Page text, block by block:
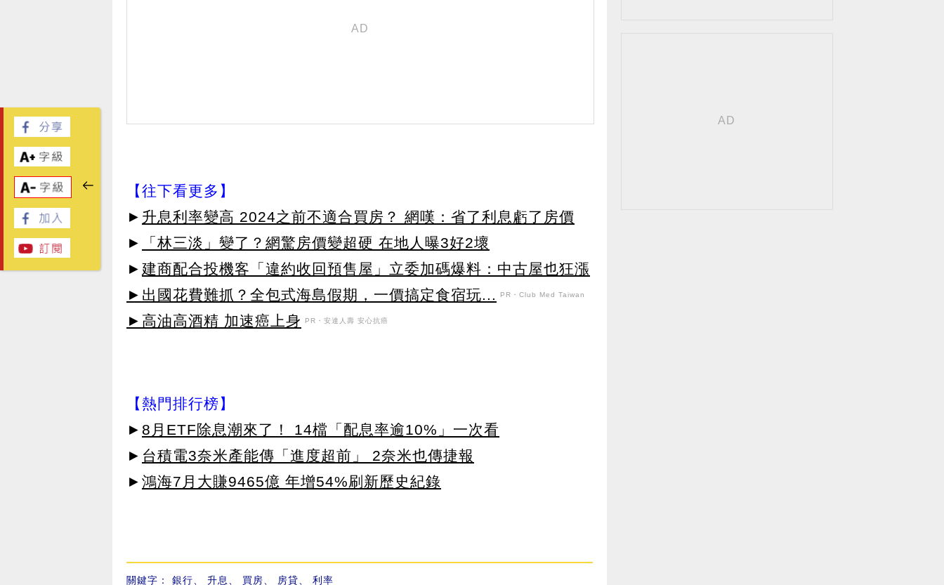
【往下看更多】
► 升息利率變高 2024之前不適合買房？ 網嘆：省了利息虧了房價
►
「林三淡」變了？網驚房價變超硬 在地人曝3好2壞
► 建商配合投機客「違約收回預售屋」立委加碼爆料：中古屋也狂漲
►出國花費難抓？全包式海島假期，一價搞定食宿玩...
PR・Club Med Taiwan
►高油高酒精 加速癌上身 PR・安達人壽 安心抗癌
【熱門排行榜】
► 8月ETF除息潮來了！ 14檔「配息率逾10%」一次看
► 台積電3奈米產能傳「進度超前」 2奈米也傳捷報
► 鴻海7月大賺9465億 年增54%刷新歷史紀錄
關鍵字： 銀行 升息 買房 房貸 利率